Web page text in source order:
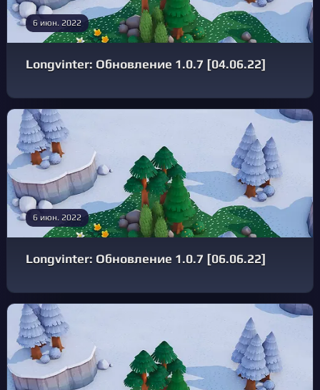
6 июн. 2022
Longvinter: Обновление 1.0.7 [04.06.22]
6 июн. 2022
Longvinter: Обновление 1.0.7 [06.06.22]